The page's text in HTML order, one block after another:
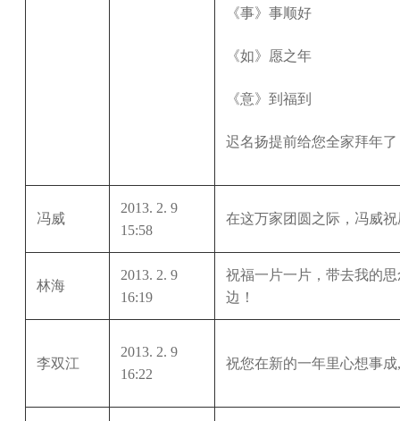
《事》事顺好
《如》愿之年
《意》到福到
迟名扬提前给您全家拜年
冯威
2013. 2. 9
15:58
在这万家团圆之际，冯威
林海
2013. 2. 9
16:19
祝福一片一片，带去我的
边！
李双江
2013. 2. 9
16:22
祝您在新的一年里心想事成,